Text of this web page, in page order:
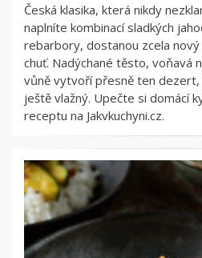
Česká klasika, která nikdy
naplníte kombinací sladkých
rebarbory, dostanou zcela
chuť. Nadýchané těsto, voňavá
vůně vytvoří přesně ten dezert,
ještě vlažný. Upečte si domácí
receptu na Jakvkuchyni.cz.